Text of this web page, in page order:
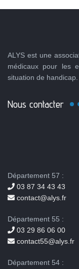
ALYS est une
médicaux pour les
situation de handicap.
Nous contacter
Département 57 :
03 87 34 43 43
contact@alys.fr
Département 55 :
03 29 86 06 00
contact55@alys.fr
Département 54 :